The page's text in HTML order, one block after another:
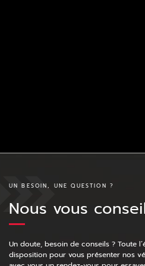
UN BESOIN, UNE QUESTION ?
Nous vous
Un doute, besoin de conseils ? Toute
disposition pour vous présenter nos